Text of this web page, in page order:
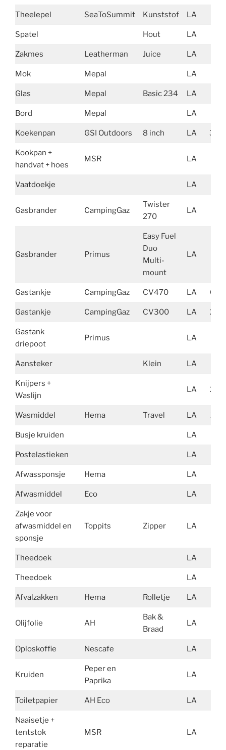
Theelepel SeaToSummit Kunststof LA
Spatel Hout LA
Zakmes Leatherman Juice LA
Mok Mepal LA
Glas Mepal Basic 234 LA
Bord Mepal LA
Koekenpan GSI Outdoors 8 inch LA 369
Kookpan +
handvat + hoes
MSR LA
Vaatdoekje LA
Gasbrander CampingGaz
Twister
270
LA
Gasbrander Primus
Easy Fuel
Duo
Multi-
mount
LA
Gastankje CampingGaz CV470 LA 625
Gastankje CampingGaz CV300 LA 240
Gastank
driepoot
Primus LA
Aansteker Klein LA
Knijpers +
Waslijn
LA 205
Wasmiddel Hema Travel LA 223
Busje kruiden LA
Postelastieken LA
Afwassponsje Hema LA
Afwasmiddel Eco LA
Zakje voor
afwasmiddel en
sponsje
Toppits Zipper LA
Theedoek LA
Theedoek LA
Afvalzakken Hema Rolletje LA
Olijfolie AH
Bak &
Braad
LA
Oploskoffie Nescafe LA
Kruiden
Peper en
Paprika
LA
Toiletpapier AH Eco LA
Naaisetje +
tentstok
reparatie
MSR LA